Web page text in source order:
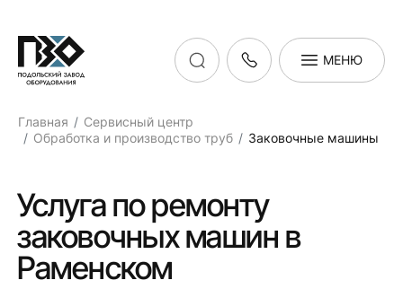
МЕНЮ
Главная
Сервисный центр
Обработка и производство труб
Заковочные машины
Услуга по ремонту
заковочных машин в
Раменском